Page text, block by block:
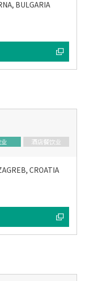
BULGARIA
酒店餐饮业
CROATIA